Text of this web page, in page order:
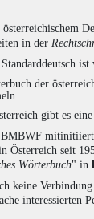
in der
der
gibt es eine
Österreich seit
Wörterbuch" in
keine
interessierten